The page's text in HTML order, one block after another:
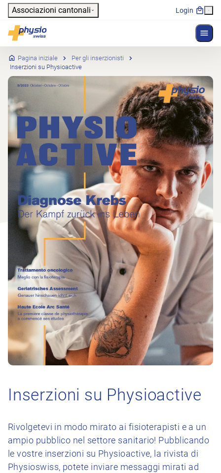
Header
Associazioni cantonali Login
Physioswiss
Navigazione principale
Pagina iniziale
Per gli inserzionisti
Inserzioni su Physioactive
Inserzioni su Physioactive
Rivolgetevi in modo mirato ai fisioterapisti e a un
ampio pubblico nel settore sanitario! Pubblicando
le vostre inserzioni su Physioactive, la rivista di
Physioswiss, potete inviare messaggi mirati ad